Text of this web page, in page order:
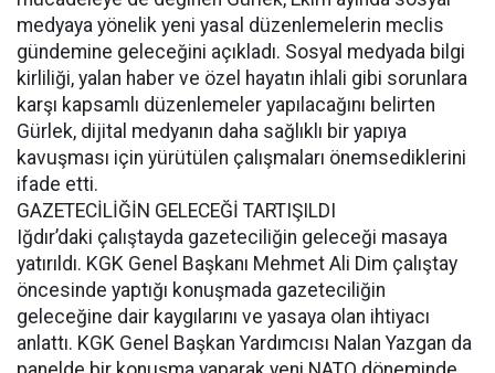
medyaya yönelik yeni yasal düzenlemelerin meclis
gündemine geleceğini açıkladı. Sosyal medyada bilgi
kirliliği, yalan haber ve özel hayatın ihlali gibi sorunlara
karşı kapsamlı düzenlemeler yapılacağını belirten
Gürlek, dijital medyanın daha sağlıklı bir yapıya
kavuşması için yürütülen çalışmaları önemsediklerini
ifade etti.
GAZETECİLİĞİN GELECEĞİ TARTIŞILDI
Iğdır’daki çalıştayda gazeteciliğin geleceği masaya
yatırıldı. KGK Genel Başkanı Mehmet Ali Dim çalıştay
öncesinde yaptığı konuşmada gazeteciliğin
geleceğine dair kaygılarını ve yasaya olan ihtiyacı
anlattı. KGK Genel Başkan Yardımcısı Nalan Yazgan da